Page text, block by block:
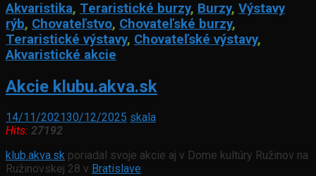
Akvaristika, Teraristické burzy, Burzy, Výstavy
rýb, Chovateľstvo, Chovateľské burzy,
Teraristické výstavy, Chovateľské výstavy,
Akvaristické akcie
Akcie klubu.akva.sk
14/11/202130/12/2025 skala
Hits: 27192
klub.akva.sk poriadal svoje akcie aj v Dome kultúry Ružinov na
Ružinovskej 28 v Bratislave.